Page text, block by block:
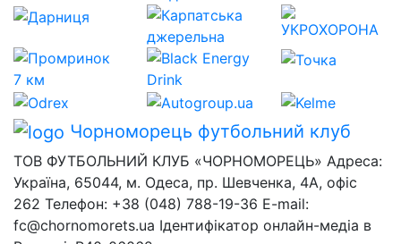
Чорноморець футбольний клуб
ТОВ ФУТБОЛЬНИЙ КЛУБ «ЧОРНОМОРЕЦЬ» Адреса:
Україна, 65044, м. Одеса, пр. Шевченка, 4А, офіс
262 Телефон: +38 (048) 788-19-36 E-mail:
fc@chornomorets.ua Ідентифікатор онлайн-медіа в